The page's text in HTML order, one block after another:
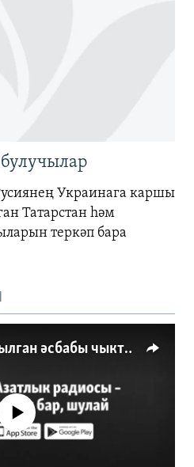
Украинага каршы
Татарстан һәм
теркәп бара
Азатлыкның яңартылган әсбабы чыкты
currently available